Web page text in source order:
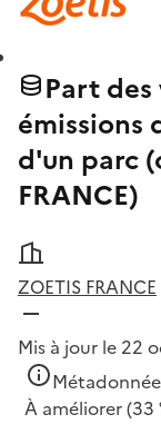
Part
émissions
d'un parc
FRANCE)
ZOETIS FRANCE
Mis à jour le 22
À améliorer(33